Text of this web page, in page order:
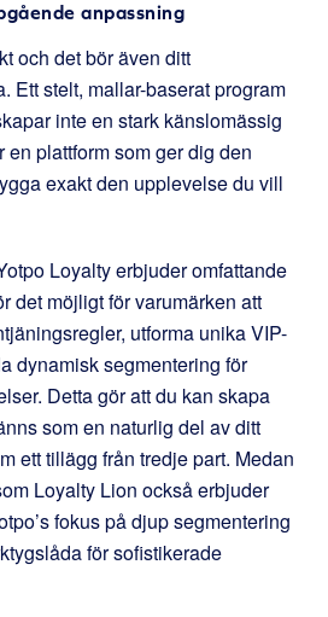
anpassning
och det bör även ditt
Ett stelt, mallar-baserat program
inte en stark känslomässig
plattform som ger dig den
exakt den upplevelse du vill
Loyalty erbjuder omfattande
det möjligt för varumärken att
utforma unika VIP-
dynamisk segmentering för
Detta gör att du kan skapa
som en naturlig del av ditt
ett tillägg från tredje part. Medan
Loyalty Lion också erbjuder
fokus på djup segmentering
för sofistikerade